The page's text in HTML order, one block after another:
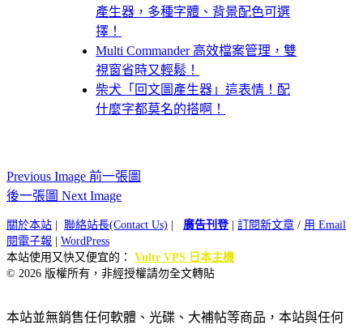
產生器，多種字體、背景配色可選
擇！
Multi Commander 高效檔案管理，雙
視窗省時又輕鬆！
柴犬「回文圖產生器」這表情！配
什麼字都莫名的搭啊！
Previous Image 前一張圖
後一張圖 Next Image
關於本站 聯絡站長(Contact Us) 廣告刊登| 訂閱新文章 / 用 Email
閱電子報
WordPress
本站使用又快又便宜的： Vultr VPS 日本主機
© 2026 版權所有，非經授權請勿全文轉貼
本站並無銷售任何軟體、光碟、大補帖等商品，本站與任何